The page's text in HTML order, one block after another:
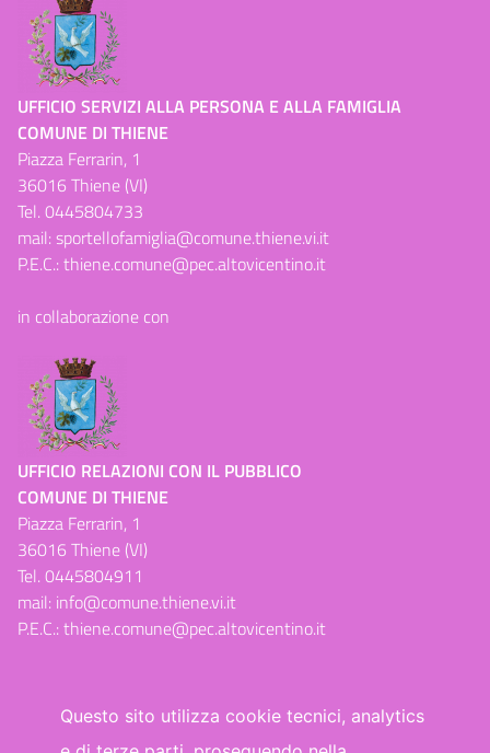
UFFICIO SERVIZI ALLA PERSONA E ALLA FAMIGLIA
COMUNE DI THIENE
Piazza Ferrarin, 1
36016 Thiene (VI)
Tel.0445804733
mail:sportellofamiglia@comune.thiene.vi.it
P.E.C.:thiene.comune@pec.altovicentino.it
in collaborazione con
UFFICIO RELAZIONI CON IL PUBBLICO
COMUNE DI THIENE
Piazza Ferrarin, 1
36016 Thiene (VI)
Tel.0445804911
mail: info@comune.thiene.vi.it
P.E.C.:thiene.comune@pec.altovicentino.it
Questo sito utilizza cookie tecnici, analytics